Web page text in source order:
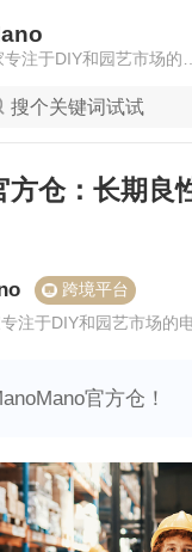
搜个关键词试试
仓：长期良
跨境平台
注于DIY和园艺市场的电
官方仓！
专注于DIY和园艺市场的
利时和西班牙6个国家。